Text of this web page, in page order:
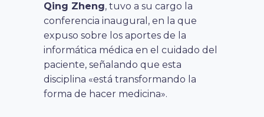
Qing Zheng, tuvo a su cargo la
conferencia inaugural, en la que
expuso sobre los aportes de la
informática médica en el cuidado del
paciente, señalando que esta
disciplina «está transformando la
forma de hacer medicina».